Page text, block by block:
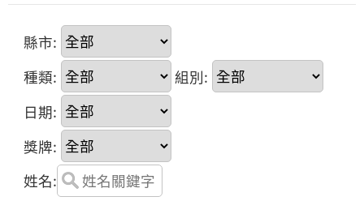
縣市:
種類:
組別:
日期:
獎牌:
姓名: